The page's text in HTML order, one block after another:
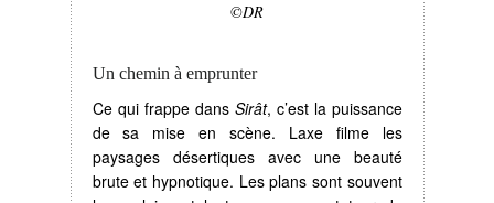
©DR
Un chemin à emprunter
Ce qui frappe dans Sirât, c’est la puissance
de sa mise en scène. Laxe filme les
paysages désertiques avec une beauté
brute et hypnotique. Les plans sont souvent